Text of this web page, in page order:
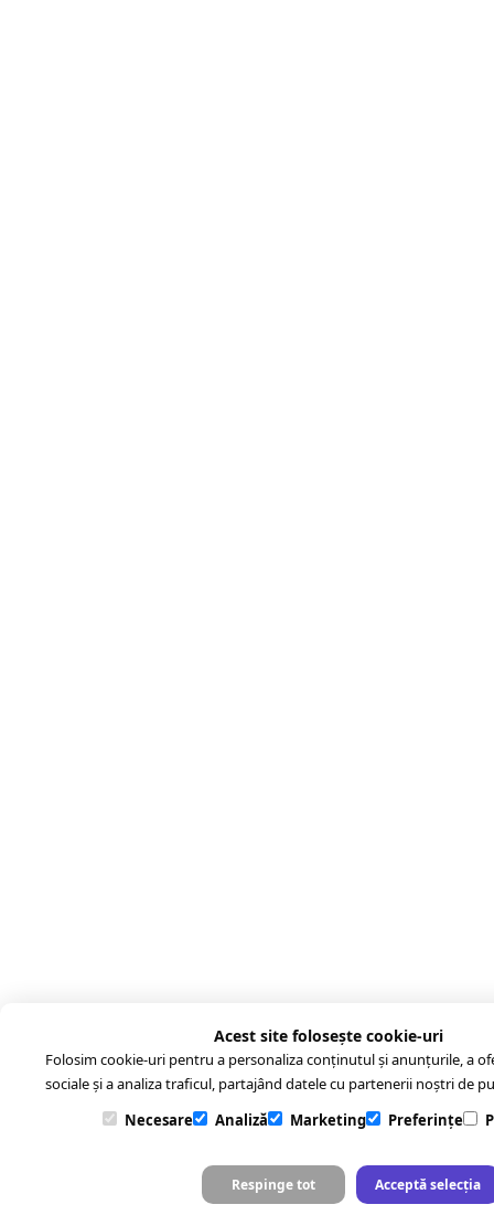
Acest site folosește cookie-uri
Folosim cookie-uri pentru a personaliza conținutul și anunțurile, a
sociale și a analiza traficul, partajând datele cu partenerii noștri de
Necesare
Analiză Marketing Preferințe
Respinge tot Acceptă selecția